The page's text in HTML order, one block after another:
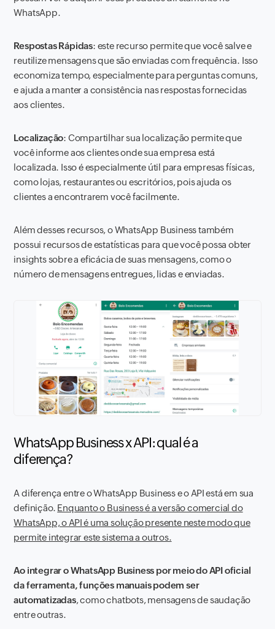
WhatsApp.
Respostas Rápidas: este recurso permite que você salve e
reutilize mensagens que são enviadas com frequência. Isso
economiza tempo, especialmente para perguntas comuns,
e ajuda a manter a consistência nas respostas fornecidas
aos clientes.
Localização: Compartilhar sua localização permite que
você informe aos clientes onde sua empresa está
localizada. Isso é especialmente útil para empresas físicas,
como lojas, restaurantes ou escritórios, pois ajuda os
clientes a encontrarem você facilmente.
Além desses recursos, o WhatsApp Business também
possui recursos de estatísticas para que você possa obter
insights sobre a eficácia de suas mensagens, como o
número de mensagens entregues, lidas e enviadas.
WhatsApp Business x API: qual é a
diferença?
A diferença entre o WhatsApp Business e o API está em sua
definição. Enquanto o Business é a versão comercial do
WhatsApp, o API é uma solução presente neste modo que
permite integrar este sistema a outros.
Ao integrar o WhatsApp Business por meio do API oficial
da ferramenta, funções manuais podem ser
automatizadas, como chatbots, mensagens de saudação
entre outras.